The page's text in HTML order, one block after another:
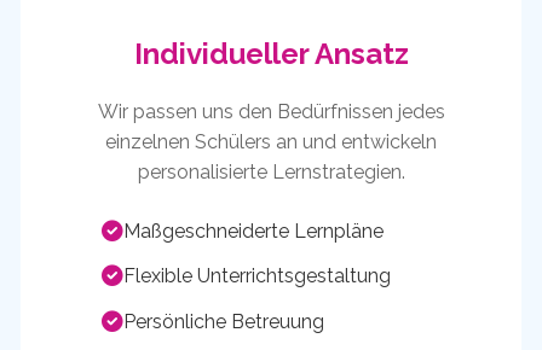
Individueller Ansatz
Wir passen uns den Bedürfnissen jedes
einzelnen Schülers an und entwickeln
personalisierte Lernstrategien.
Maßgeschneiderte Lernpläne
Flexible Unterrichtsgestaltung
Persönliche Betreuung